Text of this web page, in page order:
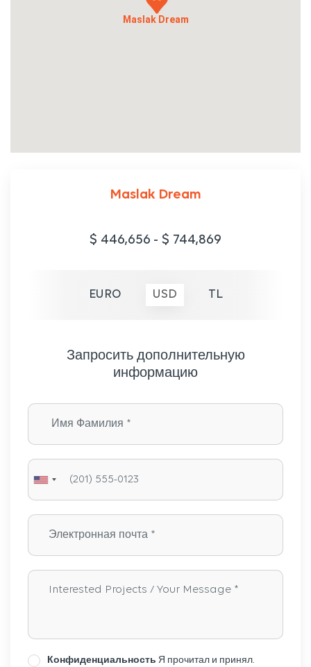
Maslak Dream
Maslak Dream
$ 446,656 - $ 744,869
EURO USD TL
Запросить дополнительную
информацию
Конфиденциальность Я прочитал и принял.